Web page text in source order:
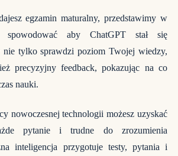
egzamin maturalny, przedstawimy w
aby ChatGPT stał się
nie tylko sprawdzi poziom Twojej wiedzy,
precyzyjny feedback, pokazując na co
nauki.
nowoczesnej technologii możesz uzyskać
pytanie i trudne do zrozumienia
inteligencja przygotuje testy, pytania i